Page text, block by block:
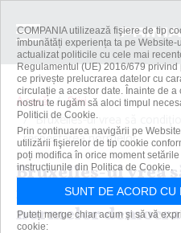
Acasă
Știri
Bruxelles-ul vrea să
respectarea normelor...
Bruxelles-ul vrea
fondurile UE de
normelor
COMPANIA utilizează fişiere de tip
îmbunătăți experiența ta pe Website-
actualizat politicile cu cele mai
Regulamentul (UE) 2016/679
ce privește prelucrarea datelor cu
circulație a acestor date. Înainte de
nostru te rugăm să aloci timpul
Politicii de Cookie.
Prin continuarea navigării pe
utilizării fişierelor de tip cookie
poți modifica în orice moment
instrucțiunile din Politica de Cookie.
SUNT DE ACORD
Puteți merge chiar acum și să vă
cookie: